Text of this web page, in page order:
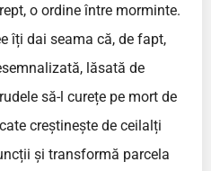
o ordine între morminte.
îți dai seama că, de fapt,
lăsată de
să-l curețe pe mort de
creștinește de ceilalți
și transformă parcela